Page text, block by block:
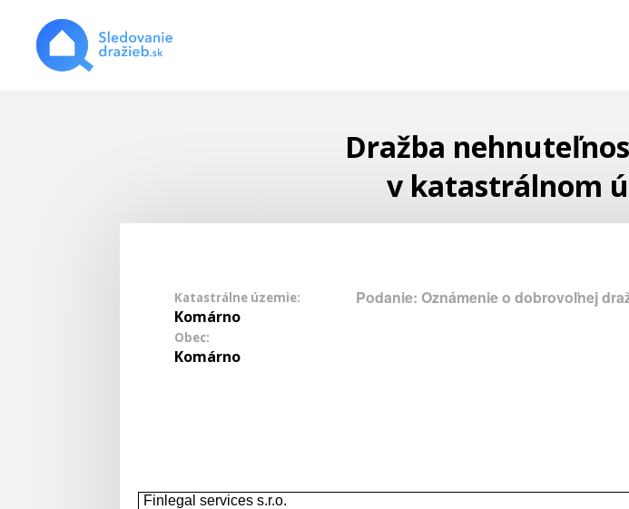
Dražba
v katastrálnom
Katastrálne územie:
Komárno
Obec:
Komárno
Podanie: Oznámenie o dobrovoľnej
Finlegal services s.r.o.